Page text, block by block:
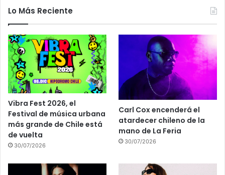
Lo Más Reciente
Vibra Fest 2026, el
Festival de música urbana
más grande de Chile está
de vuelta
30/07/2026
Carl Cox encenderá el
atardecer chileno de la
mano de La Feria
30/07/2026